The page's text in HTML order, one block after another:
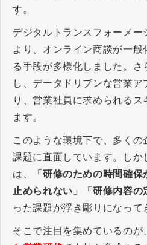
す。
デジタルトランスフォーメー
より、オンライン商談が一般
る手段が多様化しました。
し、データドリブンな営業ア
り、営業社員に求められる
ます。
このような環境下で、多くの
課題に直面しています。し
は、
「研修のための時間確
止められない」「研修内容の
った課題が浮き彫りになって
そこで注目を集めているのが